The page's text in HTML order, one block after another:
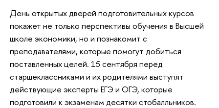
День открытых дверей подготовительных курсов
покажет не только перспективы обучения в Высшей
школе экономики, но и познакомит с
преподавателями, которые помогут добиться
поставленных целей. 15 сентября перед
старшеклассниками и их родителями выступят
действующие эксперты ЕГЭ и ОГЭ, которые
подготовили к экзаменам десятки стобалльников.